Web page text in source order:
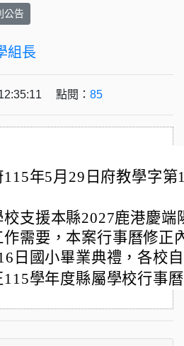
公告
組長
點閱： 85
年5月29日府教學字第
支援本縣2027鹿港慶端
作需要，本案行事曆修正
日國小畢業典禮，各校
115學年度縣屬學校行事